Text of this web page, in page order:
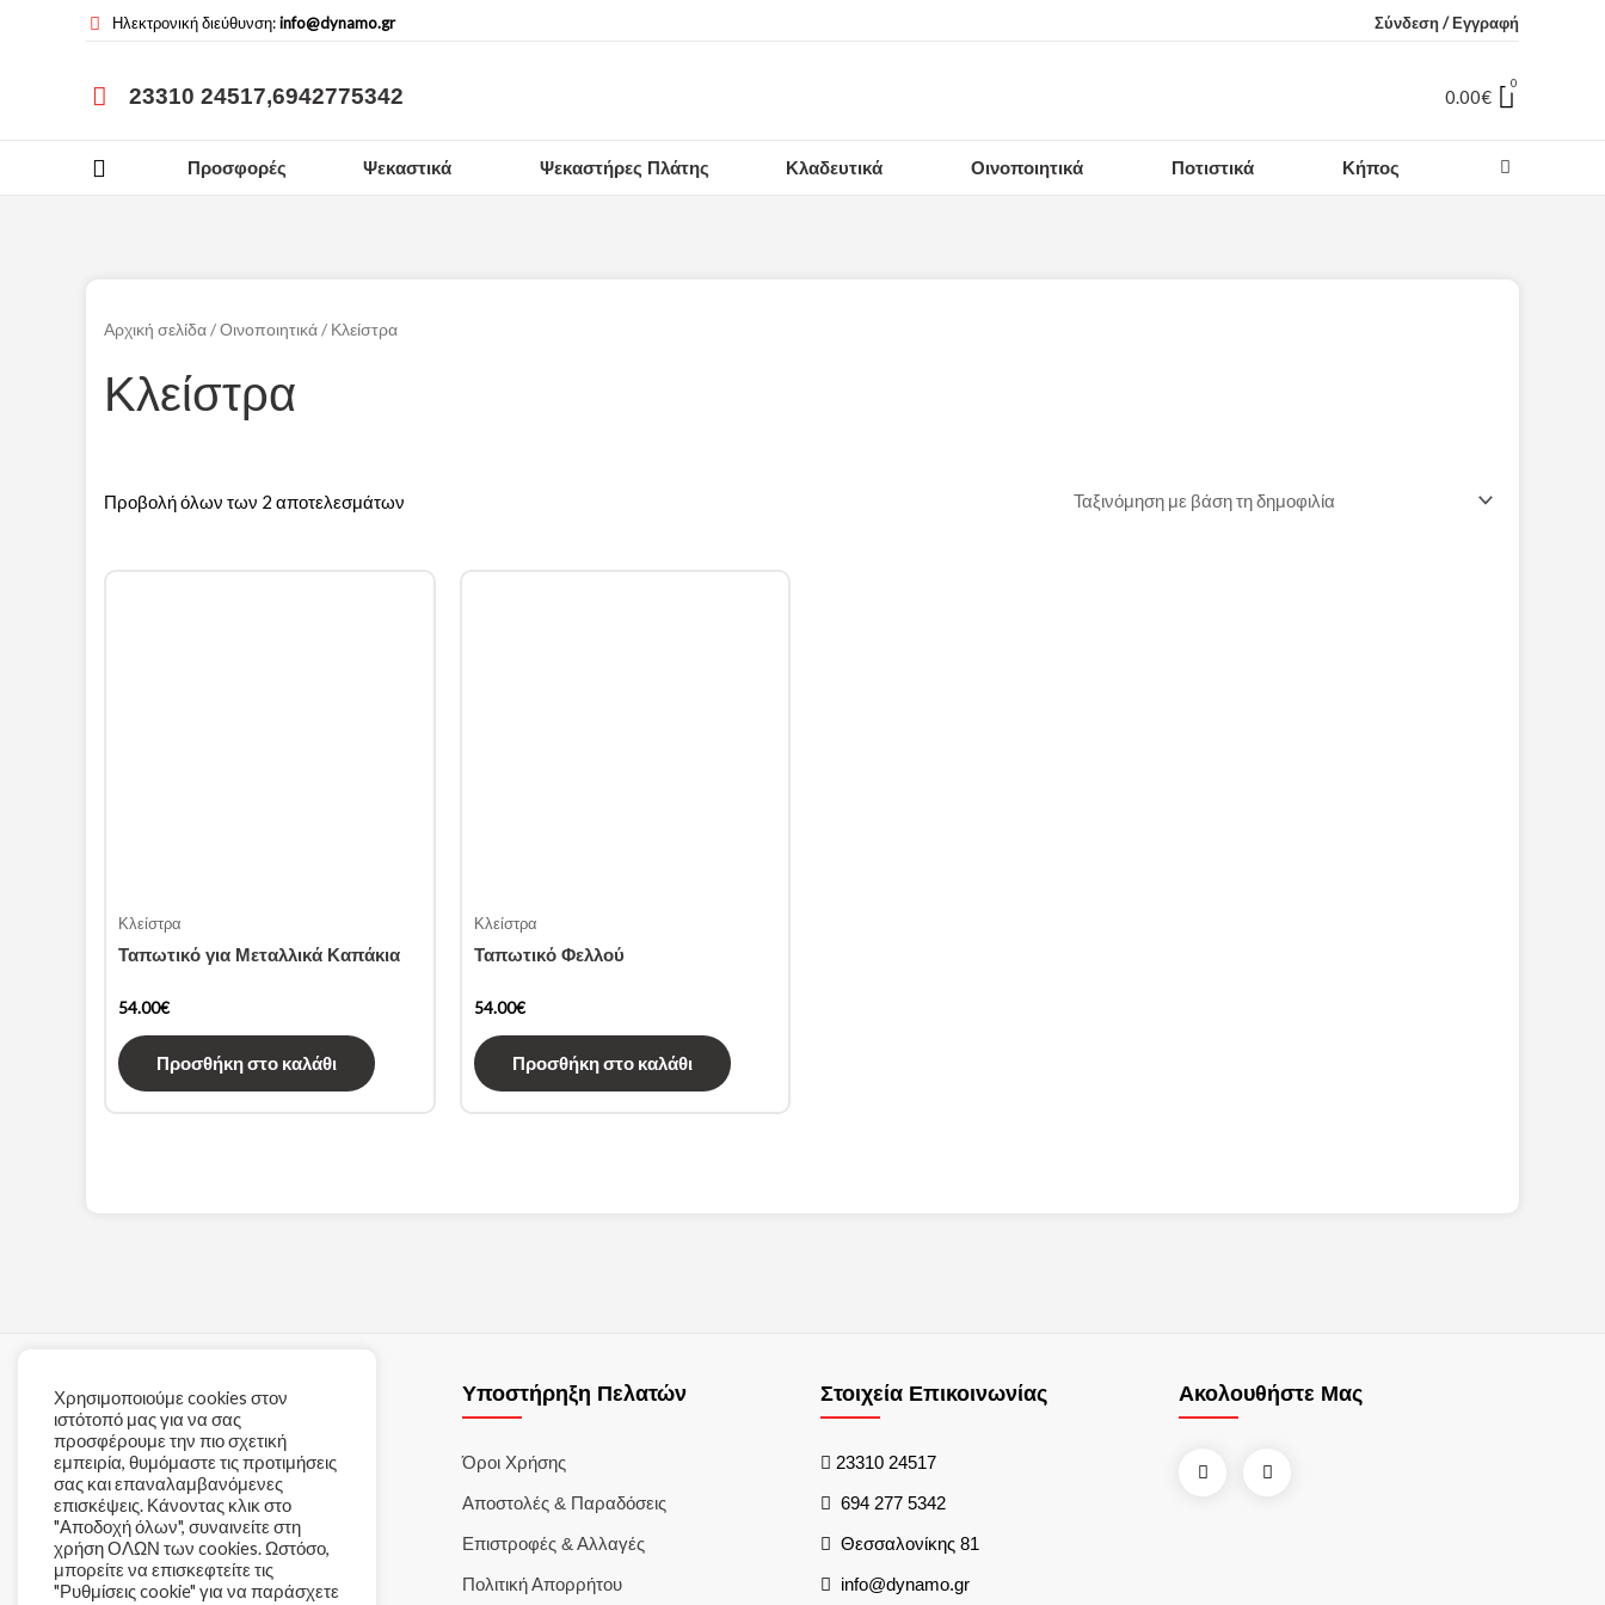
Ηλεκτρονική διεύθυνση:info@dynamo.gr Σύνδεση / Εγγραφή
23310 24517,6942775342 0.00€ Cart
Προσφορές Ψεκαστικά Ψεκαστήρες Πλάτης Κλαδευτικά Οινοποιητικά Ποτιστικά Κήπος
Αρχική σελίδα/Οινοποιητικά/ Κλείστρα
Κλείστρα
Προβολή όλων των 2 αποτελεσμάτων
Κλείστρα
Ταπωτικό για Μεταλλικά Καπάκια
54.00€
Προσθήκη στο καλάθι
Κλείστρα
Ταπωτικό Φελλού
54.00€
Προσθήκη στο καλάθι
Εταιρία
Η Εταιρία
Επικοινωνία
Κατάστημα
Ηλεκτρονικές Παραγγελίες
Υποστήρηξη Πελατών
Όροι Χρήσης
Αποστολές & Παραδόσεις
Επιστροφές & Αλλαγές
Πολιτική Απορρήτου
Στοιχεία Επικοινωνίας
23310 24517
694 277 5342
Θεσσαλονίκης 81
info@dynamo.gr
Ακολουθήστε Μας
Χρησιμοποιούμε cookies στον
ιστότοπό μας για να σας
προσφέρουμε την πιο σχετική
εμπειρία, θυμόμαστε τις προτιμήσεις
σας και επαναλαμβανόμενες
επισκέψεις. Κάνοντας κλικ στο
"Αποδοχή όλων", συναινείτε στη
χρήση ΟΛΩΝ των cookies. Ωστόσο,
μπορείτε να επισκεφτείτε τις
"Ρυθμίσεις cookie" για να παράσχετε